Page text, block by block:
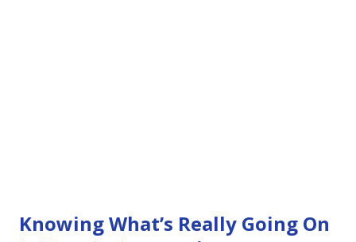
Knowing What’s Really Going On